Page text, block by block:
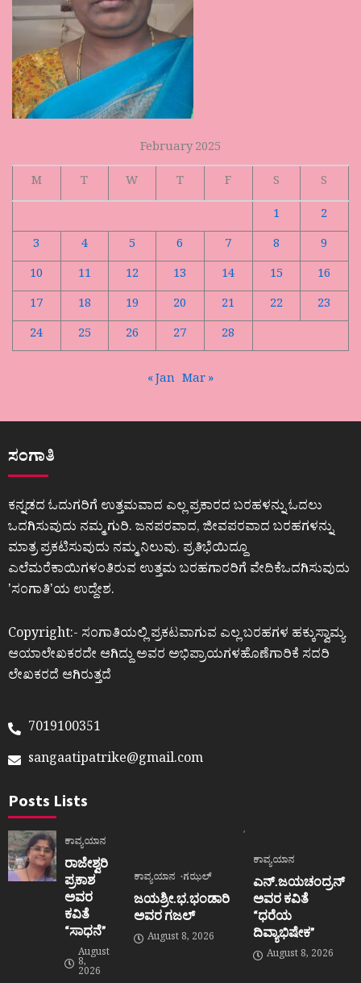
February 2025
M
T W T F S
S
1
2
3
4 5 6 7 8
9
10
11 12 13 14 15
16
17
18 19 20 21 22
23
24
25 26 27 28
« Jan Mar »
ಸಂಗಾತಿ
ಕನ್ನಡದ ಓದುಗರಿಗೆ ಉತ್ತಮವಾದ ಎಲ್ಲ ಪ್ರಕಾರದ ಬರಹಳನ್ನು ಓದಲು
ಒದಗಿಸುವುದು ನಮ್ಮ ಗುರಿ. ಜನಪರವಾದ, ಜೀವಪರವಾದ ಬರಹಗಳನ್ನು
ಮಾತ್ರ ಪ್ರಕಟಿಸುವುದು ನಮ್ಮ ನಿಲುವು. ಪ್ರತಿಭೆಯಿದ್ದೂ
ಎಲೆಮರೆಕಾಯಿಗಳಂತಿರುವ ಉತ್ತಮ ಬರಹಗಾರರಿಗೆ ವೇದಿಕೆಒದಗಿಸುವುದು
ʼಸಂಗಾತಿʼಯ ಉದ್ದೇಶ.
Copyright:- ಸಂಗಾತಿಯಲ್ಲಿ ಪ್ರಕಟವಾಗುವ ಎಲ್ಲ ಬರಹಗಳ ಹಕ್ಕುಸ್ವಾಮ್ಯ
ಆಯಾಲೇಖಕರದೇ ಆಗಿದ್ದು ಅವರ ಅಭಿಪ್ರಾಯಗಳಹೊಣೆಗಾರಿಕೆ ಸದರಿ
ಲೇಖಕರದೆ ಆಗಿರುತ್ತದೆ
7019100351
sangaatipatrike@gmail.com
Posts Lists
ಕಾವ್ಯಯಾನ
ರಾಜೇಶ್ವರಿ
ಪ್ರಕಾಶ
ಅವರ
ಕವಿತೆ
“ಸಾಧನೆ”
August
8,
2026
ಕಾವ್ಯಯಾನ ಗಝಲ್
ಜಯಶ್ರೀ.ಭ.ಭಂಡಾರಿ
ಅವರ ಗಜಲ್
August 8, 2026
ಕಾವ್ಯಯಾನ
ಎನ್.ಜಯಚಂದ್ರನ್
ಅವರ ಕವಿತೆ
“ಧರೆಯ
ದಿವ್ಯಾಭಿಷೇಕ”
August 8, 2026